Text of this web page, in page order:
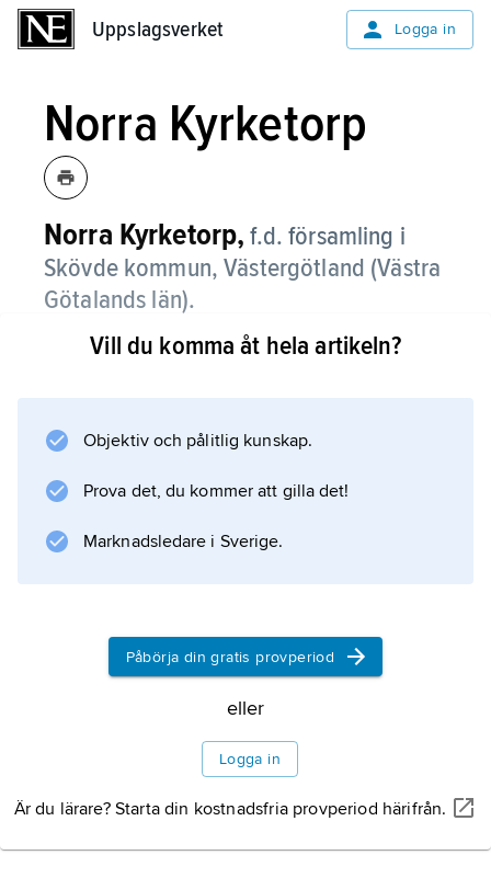
Uppslagsverket Logga in
Norra Kyrketorp
Norra Kyrketorp, f.d. församling i
Skövde kommun, Västergötland (Västra
Götalands län).
Norra Kyrketorp, som sedan 2010 ingår i
, omfattade sedan 2002 den tidigare
Hagelberg
Information om artikeln
Vill du komma åt hela artikeln?
Objektiv och pålitlig kunskap.
Prova det, du kommer att gilla det!
Marknadsledare i Sverige.
Påbörja din gratis provperiod
eller
Logga in
Är du lärare? Starta din kostnadsfria provperiod härifrån.